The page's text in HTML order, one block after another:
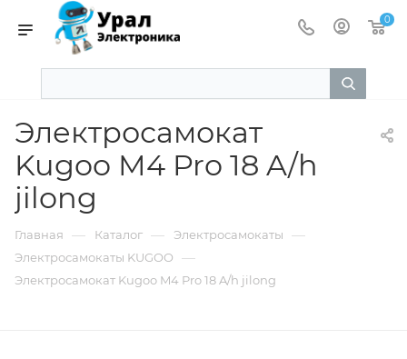
0
Электросамокат
Kugoo M4 Pro 18 A/h
jilong
Главная — Каталог — Электросамокаты —
Электросамокаты KUGOO —
Электросамокат Kugoo M4 Pro 18 A/h jilong